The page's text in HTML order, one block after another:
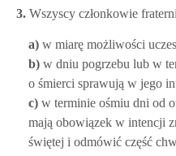
3. Wszyscy członkowie
a) w miarę możliwości
b) w dniu pogrzebu lub w
o śmierci sprawują w jego
c) w terminie ośmiu dni od
mają obowiązek w intencji
świętej i odmówić część